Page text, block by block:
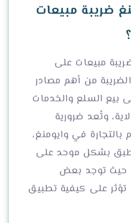
ضريبة مبيعات
مبيعات على
من أهم مصادر
بيع السلع والخدمات
وتُعد ضرورية
في وايومنغ،
بشكل موحد على
حيث توجد بعض
تؤثر على كيفية تطبيق